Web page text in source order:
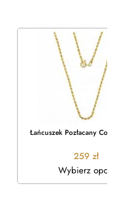
Łańcuszek Pozłacany
259 zł
Wybierz opcje